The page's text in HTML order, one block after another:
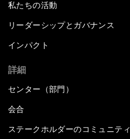
私たちの活動
リーダーシップとガバナンス
インパクト
詳細
センター（部門）
会合
ステークホルダーのコミュニティ